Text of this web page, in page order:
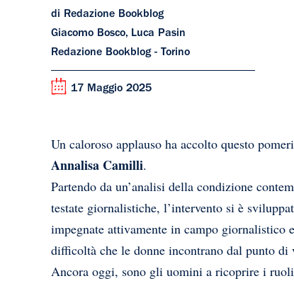
di Redazione Bookblog
Giacomo Bosco, Luca Pasin
Redazione Bookblog - Torino
17 Maggio 2025
Un caloroso applauso ha accolto questo
Annalisa Camilli.
Partendo da un’analisi della condizione
testate giornalistiche, l’intervento si è
impegnate attivamente in campo
difficoltà che le donne incontrano dal punto di
Ancora oggi, sono gli uomini a ricoprire i